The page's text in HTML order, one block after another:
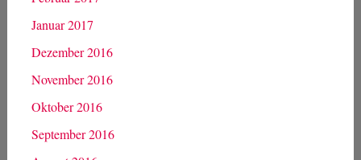
Januar 2017
Dezember 2016
November 2016
Oktober 2016
September 2016